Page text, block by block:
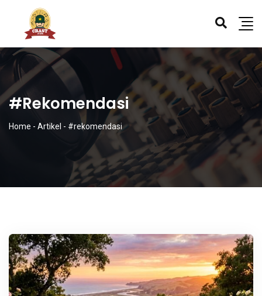
#rekomendasi
Home - Artikel - #rekomendasi